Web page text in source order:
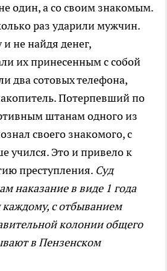
один, а со своим знакомым.
раз ударили мужчин.
не найдя денег,
их принесенным с собой
два сотовых телефона,
Потерпевший по
штанам одного из
своего знакомого, с
учился. Это и привело к
преступления. Суд
наказание в виде 1 года
с отбыванием
колонии общего
в Пензенском